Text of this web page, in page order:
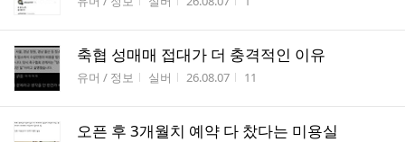
축협 성매매 접대가 더 충격적인 이유
게시판명
유머 / 정보 작성자
실버 작성시간
26.08.07 조회수
11
오픈 후 3개월치 예약 다 찼다는 미용실